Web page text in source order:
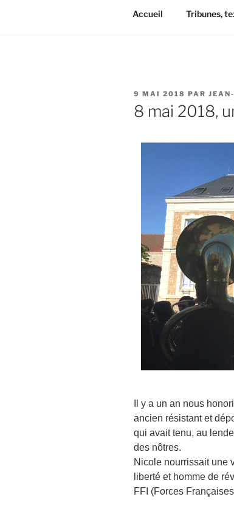
Accueil Tribunes,
PUBLIÉ
LE
9 MAI 2018 PAR
8 mai 2018,
Il y a un an nous
ancien résistant et
qui avait tenu, au
des nôtres.
Nicole nourrissait une
liberté et homme de
FFI (Forces